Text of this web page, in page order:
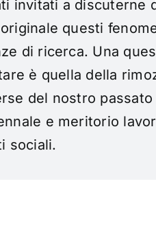
invitati a discuterne
questi
di ricerca. Una
è quella della
del nostro
e meritorio
sociali.